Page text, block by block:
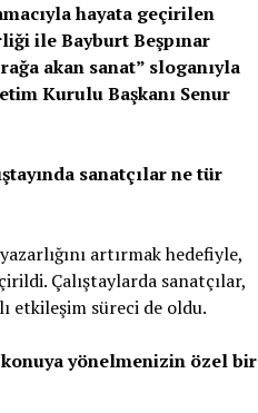
hayata geçirilen
ile Bayburt Beşpınar
akan sanat” sloganıyla
Kurulu Başkanı Senur
sanatçılar ne tür
artırmak hedefiyle,
Çalıştaylarda sanatçılar,
etkileşim süreci de oldu.
yönelmenizin özel bir